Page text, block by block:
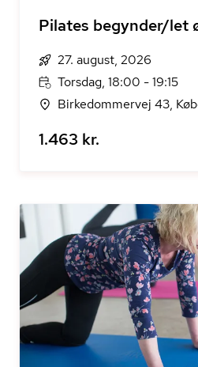
Pilates begynder/let
27. august, 2026
Torsdag, 18:00 - 19:15
Birkedommervej 43,
1.463 kr.